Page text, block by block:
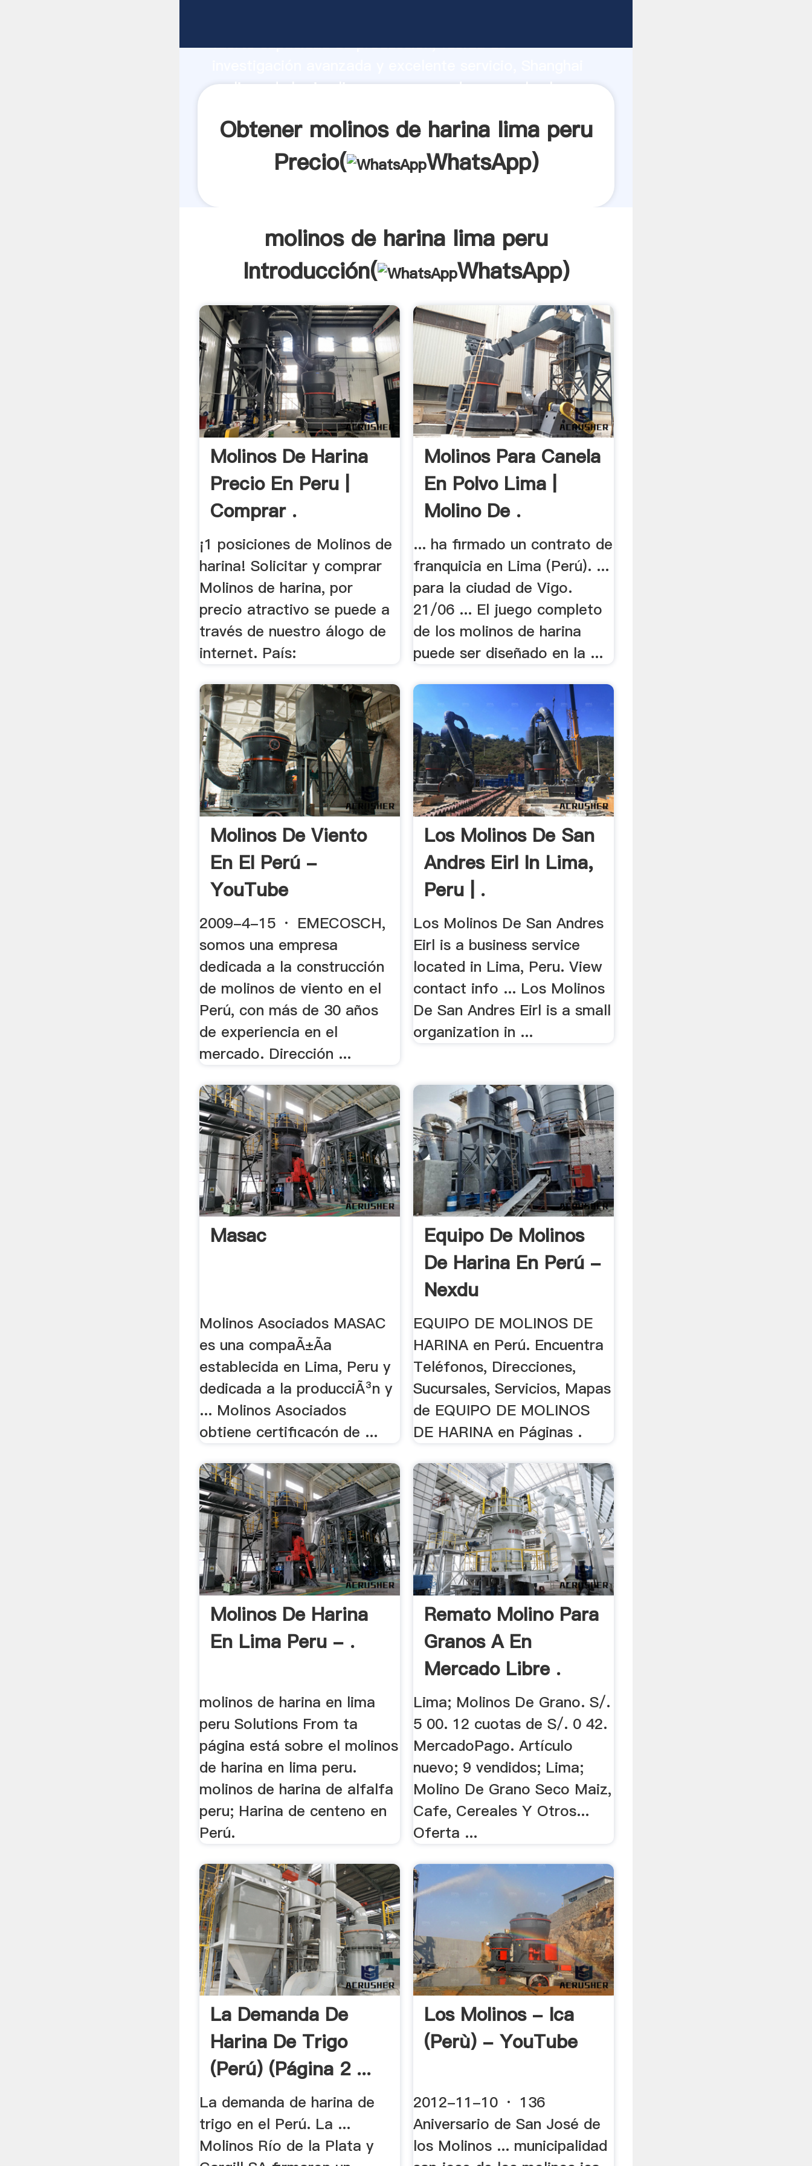
fuerte capacidad de producción, fuerza de
molinos de harina lima peru proveedor crea el valor y
Obtener molinos de harina lima peru
Precio(
WhatsApp)
molinos de harina lima peru
Introducción(
WhatsApp)
Molinos De Harina
Precio En Peru |
Comprar .
¡1 posiciones de Molinos de
harina! Solicitar y comprar
Molinos de harina, por
precio atractivo se puede a
través de nuestro álogo de
internet. País:
Molinos Para Canela
En Polvo Lima |
Molino De .
... ha firmado un contrato de
franquicia en Lima (Perú). ...
para la ciudad de Vigo.
21/06 ... El juego completo
de los molinos de harina
puede ser diseñado en la ...
Molinos De Viento
En El Perú -
YouTube
2009-4-15 · EMECOSCH,
somos una empresa
dedicada a la construcción
de molinos de viento en el
Perú, con más de 30 años
de experiencia en el
mercado. Dirección ...
Los Molinos De San
Andres Eirl In Lima,
Peru | .
Los Molinos De San Andres
Eirl is a business service
located in Lima, Peru. View
contact info ... Los Molinos
De San Andres Eirl is a small
organization in ...
Masac
Molinos Asociados MASAC
es una compaÃ±Ã­a
establecida en Lima, Peru y
dedicada a la producciÃ³n y
... Molinos Asociados
obtiene certificacón de ...
Equipo De Molinos
De Harina En Perú -
Nexdu
EQUIPO DE MOLINOS DE
HARINA en Perú. Encuentra
Teléfonos, Direcciones,
Sucursales, Servicios, Mapas
de EQUIPO DE MOLINOS
DE HARINA en Páginas .
Molinos De Harina
En Lima Peru - .
molinos de harina en lima
peru Solutions From ta
página está sobre el molinos
de harina en lima peru.
molinos de harina de alfalfa
peru; Harina de centeno en
Perú.
Remato Molino Para
Granos A En
Mercado Libre .
Lima; Molinos De Grano. S/.
5 00. 12 cuotas de S/. 0 42.
MercadoPago. Artículo
nuevo; 9 vendidos; Lima;
Molino De Grano Seco Maiz,
Cafe, Cereales Y Otros...
Oferta ...
La Demanda De
Harina De Trigo
(Perú) (página 2 ...
La demanda de harina de
trigo en el Perú. La ...
Molinos Río de la Plata y
Los Molinos - Ica
(Perù) - YouTube
2012-11-10 · 136
Aniversario de San José de
los Molinos ... municipalidad